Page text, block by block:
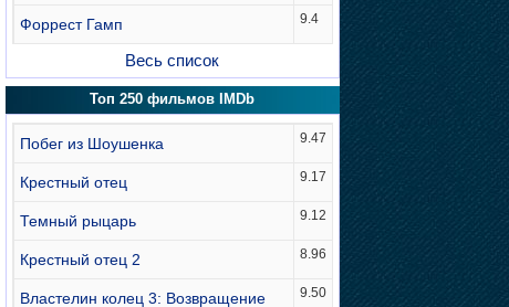
Форрест Гамп 9.4
Весь список
Топ 250 фильмов IMDb
Побег из Шоушенка 9.47
Крестный отец 9.17
Темный рыцарь 9.12
Крестный отец 2 8.96
Властелин колец 3: Возвращение
9.50